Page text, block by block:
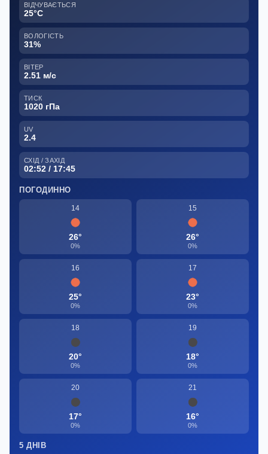
ВІДЧУВАЄТЬСЯ
25°C
ВОЛОГІСТЬ
31%
ВІТЕР
2.51 м/с
ТИСК
1020 гПа
UV
2.4
СХІД / ЗАХІД
02:52 / 17:45
ПОГОДИННО
14
26°
0%
15
26°
0%
16
25°
0%
17
23°
0%
18
20°
0%
19
18°
0%
20
17°
0%
21
16°
0%
5 ДНІВ